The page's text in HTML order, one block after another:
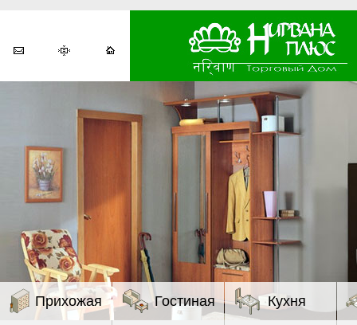
Прихожая Гостиная Кухня